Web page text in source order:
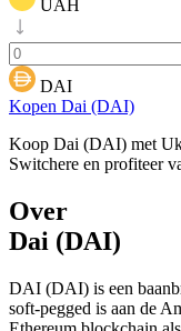
UAH
DAI
Kopen Dai (DAI)
Koop Dai (DAI) met
Switchere en profiteer
Over
Dai (DAI)
DAI (DAI) is een
soft-pegged is aan de